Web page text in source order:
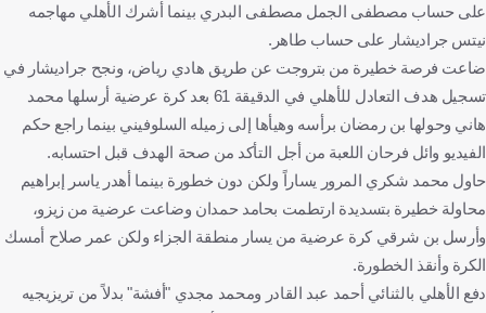
على حساب مصطفى الجمل مصطفى البدري بينما أشرك الأهلي مهاجمه
نيتس جراديشار على حساب طاهر.
ضاعت فرصة خطيرة من بتروجت عن طريق هادي رياض، ونجح جراديشار في
تسجيل هدف التعادل للأهلي في الدقيقة 61 بعد كرة عرضية أرسلها محمد
هاني وحولها بن رمضان برأسه وهيأها إلى زميله السلوفيني بينما راجع حكم
الفيديو وائل فرحان اللعبة من أجل التأكد من صحة الهدف قبل احتسابه.
حاول محمد شكري المرور يساراً ولكن دون خطورة بينما أهدر ياسر إبراهيم
محاولة خطيرة بتسديدة ارتطمت بحامد حمدان وضاعت عرضية من زيزو،
وأرسل بن شرقي كرة عرضية من يسار منطقة الجزاء ولكن عمر صلاح أمسك
الكرة وأنقذ الخطورة.
دفع الأهلي بالثنائي أحمد عبد القادر ومحمد مجدي "أفشة" بدلاً من تريزيجيه